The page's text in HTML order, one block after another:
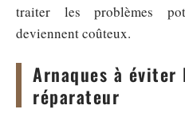
traiter les problèmes
deviennent coûteux.
Arnaques à éviter
réparateur